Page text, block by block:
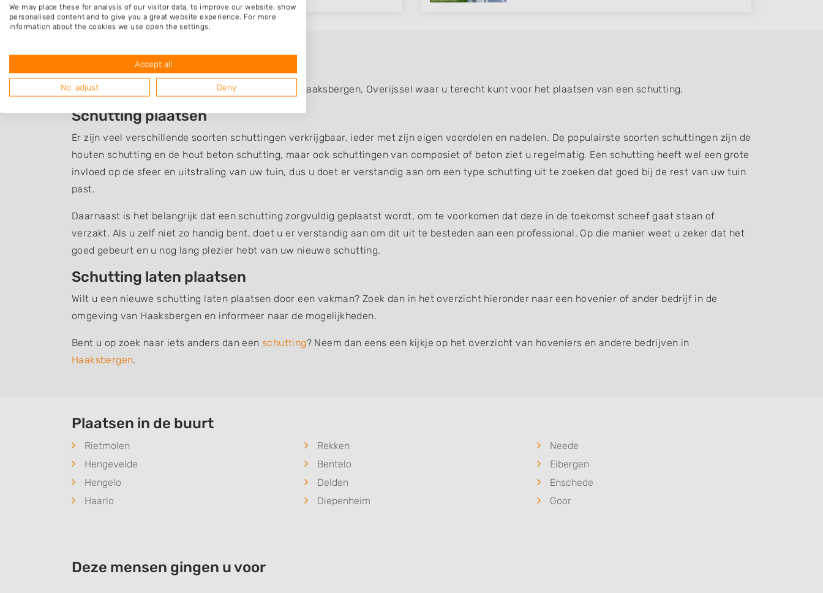
Schutting Haaksbergen
Een overzicht van bedrijven in de omgeving van Haaksbergen, Overijssel waar u terecht kunt voor het plaatsen van een schutting.
Schutting plaatsen
Er zijn veel verschillende soorten schuttingen verkrijgbaar, ieder met zijn eigen voordelen en nadelen. De populairste soorten schuttingen zijn de
houten schutting en de hout beton schutting, maar ook schuttingen van composiet of beton ziet u regelmatig. Een schutting heeft wel een grote
invloed op de sfeer en uitstraling van uw tuin, dus u doet er verstandig aan om een type schutting uit te zoeken dat goed bij de rest van uw tuin
past.
Daarnaast is het belangrijk dat een schutting zorgvuldig geplaatst wordt, om te voorkomen dat deze in de toekomst scheef gaat staan of
verzakt. Als u zelf niet zo handig bent, doet u er verstandig aan om dit uit te besteden aan een professional. Op die manier weet u zeker dat het
goed gebeurt en u nog lang plezier hebt van uw nieuwe schutting.
Schutting laten plaatsen
Wilt u een nieuwe schutting laten plaatsen door een vakman? Zoek dan in het overzicht hieronder naar een hovenier of ander bedrijf in de
omgeving van Haaksbergen en informeer naar de mogelijkheden.
Bent u op zoek naar iets anders dan een schutting? Neem dan eens een kijkje op het overzicht van hoveniers en andere bedrijven in
Haaksbergen.
Plaatsen in de buurt
Rietmolen Rekken
Neede
Hengevelde
Bentelo
Eibergen
Hengelo
Delden
Enschede
Haarlo
Diepenheim Goor
Deze mensen gingen u voor
We may place these for analysis of our visitor data, to improve our website, show
personalised content and to give you a great website experience. For more
information about the cookies we use open the settings.
Accept all
No, adjust Deny